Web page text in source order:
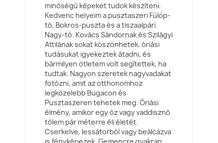
minőségű képeket tudok készíteni.
Kedvenc helyeim a pusztaszeri Fülöp-
tó, Bokros-puszta és a tiszaalpári
Nagy-tó. Kovács Sándornak és Szilágyi
Attilának sokat köszönhetek, óriási
tudásukat igyekeztek átadni, és
bármilyen ötletem volt segítettek, ha
tudtak. Nagyon szeretek nagyvadakat
fotózni, amit az otthonomhoz
legközelebb Bugacon és
Pusztaszeren tehetek meg. Óriási
élmény, amikor egy őz vagy vaddisznó
tőlem pár méterre éli életét.
Cserkelve, lessátorból vagy beálcázva